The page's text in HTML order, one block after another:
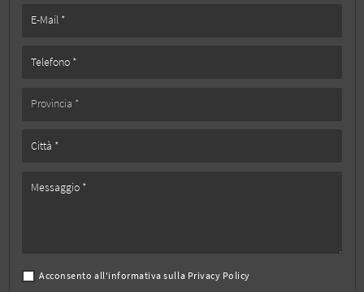
Acconsento all'informativa sulla Privacy Policy